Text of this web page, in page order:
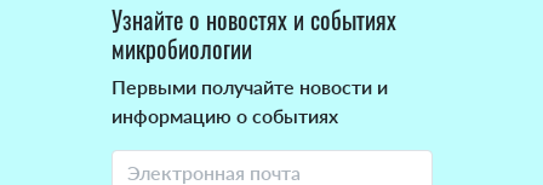
Узнайте о новостях и событиях
микробиологии
Первыми получайте новости и
информацию о событиях